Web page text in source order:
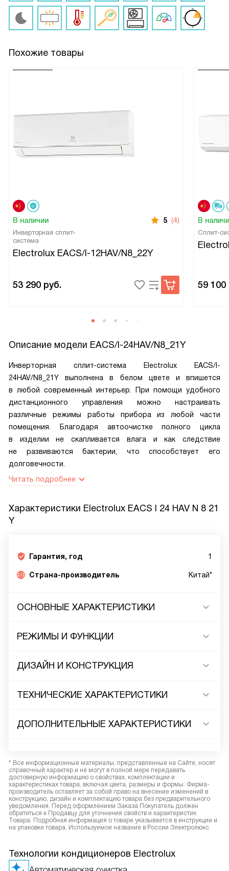
Похожие товары
В наличии 5 (4)
Инверторная сплит-
система
Electrolux EACS/I-12HAV/N8_22Y
53 290 руб.
В
Сплит-
59 100
Описание модели EACS/I-24HAV/N8_21Y
Инверторная сплит-система Electrolux EACS/I-
24HAV/N8_21Y выполнена в белом цвете и впишется
в любой современный интерьер. При помощи удобного
дистанционного управления можно настраивать
различные режимы работы прибора из любой части
помещения. Благодаря автоочистке полного цикла
в изделии не скапливается влага и как следствие
не развиваются бактерии, что способствует его
долговечности.
Читать подробнее
Характеристики Electrolux EACS I 24 HAV N 8 21
Y
Гарантия, год 1
Страна-производитель Китай*
ОСНОВНЫЕ ХАРАКТЕРИСТИКИ
РЕЖИМЫ И ФУНКЦИИ
ДИЗАЙН И КОНСТРУКЦИЯ
ТЕХНИЧЕСКИЕ ХАРАКТЕРИСТИКИ
ДОПОЛНИТЕЛЬНЫЕ ХАРАКТЕРИСТИКИ
* Все информационные материалы, представленные на Сайте, носят
справочный характер и не могут в полной мере передавать
достоверную информацию о свойствах, комплектации и
характеристиках товара, включая цвета, размеры и формы. Фирма-
производитель оставляет за собой право на внесение изменений в
конструкцию, дизайн и комплектацию товара без предварительного
уведомления. Перед оформлением Заказа Покупатель должен
обратиться к Продавцу для уточнения свойств и характеристик
Товара. Подробная информация о товаре указывается в инструкции и
на упаковке товара. Используемое название в России Электролюкс
Технологии кондиционеров Electrolux